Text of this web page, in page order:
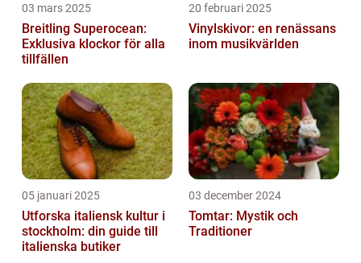
03 mars 2025
Breitling Superocean:
Exklusiva klockor för alla
tillfällen
20 februari 2025
Vinylskivor: en renässans
inom musikvärlden
05 januari 2025
Utforska italiensk kultur i
stockholm: din guide till
italienska butiker
03 december 2024
Tomtar: Mystik och
Traditioner